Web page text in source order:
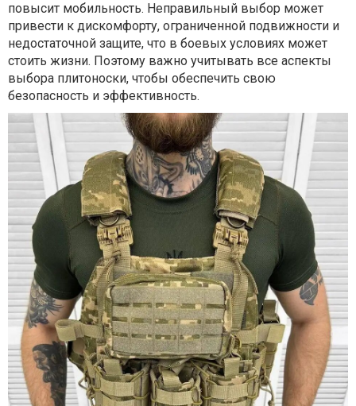
повысит мобильность. Неправильный выбор может
привести к дискомфорту, ограниченной подвижности и
недостаточной защите, что в боевых условиях может
стоить жизни. Поэтому важно учитывать все аспекты
выбора плитоноски, чтобы обеспечить свою
безопасность и эффективность.